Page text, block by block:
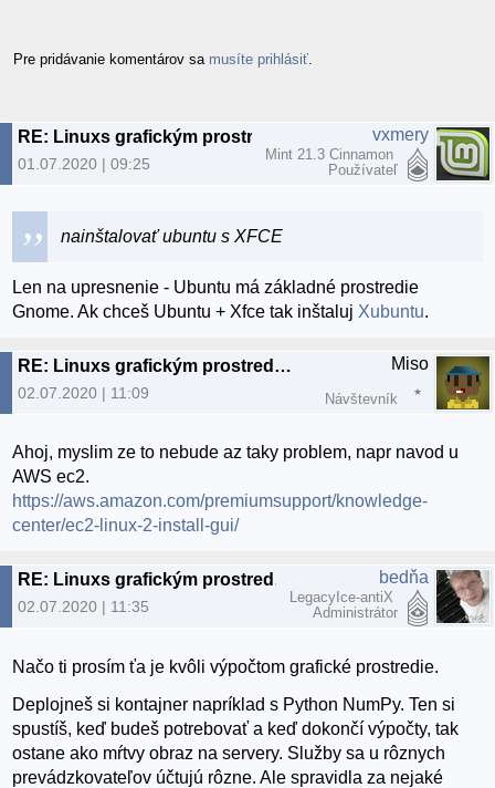
Pre pridávanie komentárov sa musíte prihlásiť
01.07.2020 | 09:25
vxmery
Mint 21.3 Cinnamon
Používateľ
nainštalovať ubuntu s XFCE
Len na upresnenie - Ubuntu má základné prostredie
Gnome. Ak chceš Ubuntu + Xfce tak inštaluj Xubuntu.
RE: Linuxs grafickým prostredím v cloude
02.07.2020 | 11:09
Miso
Návštevník
Ahoj, myslim ze to nebude az taky problem, napr navod u
AWS ec2.
https://aws.amazon.com/premiumsupport/knowledge-
center/ec2-linux-2-install-gui/
RE: Linuxs grafickým prostredím v cloude
02.07.2020 | 11:35
bedňa
LegacyIce-antiX
Administrátor
Načo ti prosím ťa je kvôli výpočtom grafické prostredie.
Deplojneš si kontajner napríklad s Python NumPy. Ten si
spustíš, keď budeš potrebovať a keď dokončí výpočty, tak
ostane ako mŕtvy obraz na servery. Služby sa u rôznych
prevádzkovateľov účtujú rôzne. Ale spravidla za nejaké